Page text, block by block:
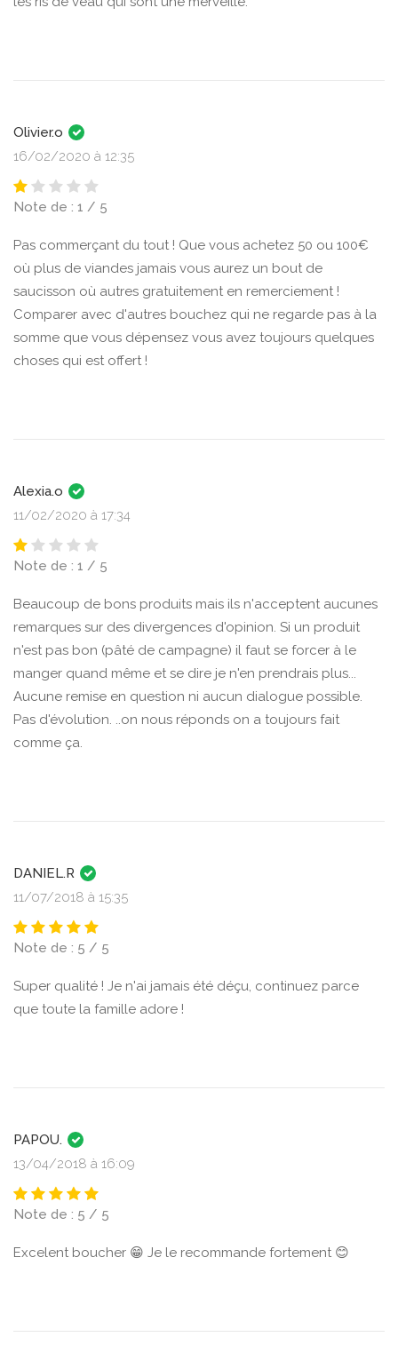
Olivier.o
16/02/2020 à 12:35
Note de : 1 / 5
Pas commerçant du tout ! Que vous achetez 50 ou 100€
où plus de viandes jamais vous aurez un bout de
saucisson où autres gratuitement en remerciement !
Comparer avec d'autres bouchez qui ne regarde pas à la
somme que vous dépensez vous avez toujours quelques
choses qui est offert !
Alexia.o
11/02/2020 à 17:34
Note de : 1 / 5
Beaucoup de bons produits mais ils n'acceptent aucunes
remarques sur des divergences d'opinion. Si un produit
n'est pas bon (pâté de campagne) il faut se forcer à le
manger quand même et se dire je n'en prendrais plus...
Aucune remise en question ni aucun dialogue possible.
Pas d'évolution. ..on nous réponds on a toujours fait
comme ça.
DANIEL.R
11/07/2018 à 15:35
Note de : 5 / 5
Super qualité ! Je n'ai jamais été déçu, continuez parce
que toute la famille adore !
PAPOU.
13/04/2018 à 16:09
Note de : 5 / 5
Excelent boucher 😁 Je le recommande fortement 😊